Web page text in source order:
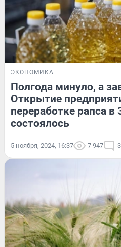
ЭКОНОМИКА
Полгода минуло, а
Открытие
переработке рапса в
состоялось
5 ноября, 2024, 16:37 7 947